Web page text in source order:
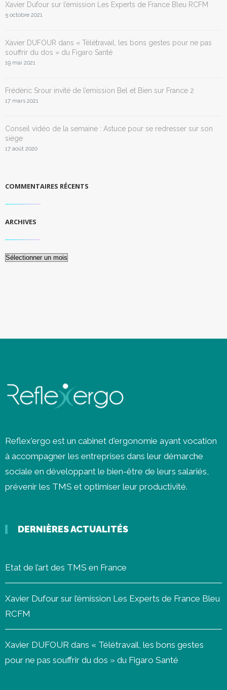
Xavier Dufour sur l’émission Les Experts de France Bleu RCFM
5 octobre 2021
Xavier DUFOUR dans « Télétravail, les bons gestes pour ne pas
souffrir du dos » du Figaro Santé
19 mai 2021
Frédéric Srour invité de l’emission Bel et Bien sur France 2
17 mars 2021
Conseil vidéo de la semaine : Astuce pour se redresser sur son
siège
17 août 2020
COMMENTAIRES RÉCENTS
ARCHIVES
Archives
Reflex'ergo est un cabinet d'ergonomie ayant vocation
à accompagner les entreprises dans leur démarche
sociale en développant le bien-être de leurs salariés,
prévenir les TMS et optimiser leur productivité.
DERNIÈRES ACTUALITÉS
Etat de l’art des TMS en France
Xavier Dufour sur l’émission Les Experts de France Bleu
RCFM
Xavier DUFOUR dans « Télétravail, les bons gestes
pour ne pas souffrir du dos » du Figaro Santé